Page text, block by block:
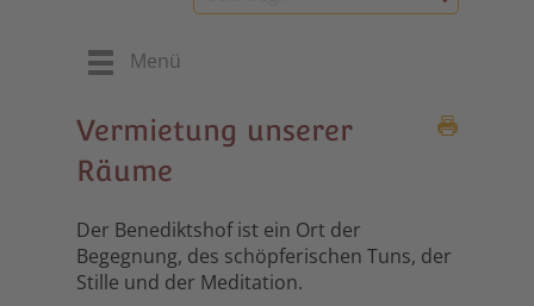
Menü
Vermietung unserer
Räume
Der Benediktshof ist ein Ort der
Begegnung, des schöpferischen Tuns, der
Stille und der Meditation.